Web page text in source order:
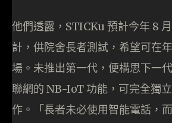
他們透露，STICKu 預計今年 8
計，供院舍長者測試，希望可在
場。未推出第一代，便構思下一
聯網的 NB-IoT 功能，可完全獨
作。「長者未必使用智能電話，